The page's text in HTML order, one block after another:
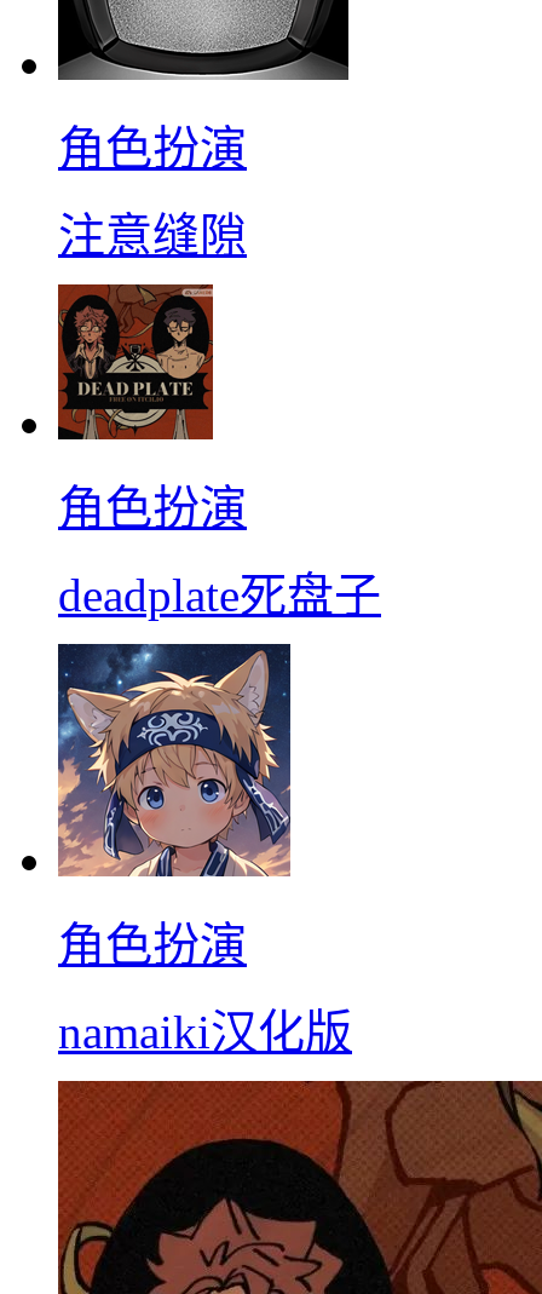
角色扮演
注意缝隙
角色扮演
deadplate死盘子
角色扮演
namaiki汉化版